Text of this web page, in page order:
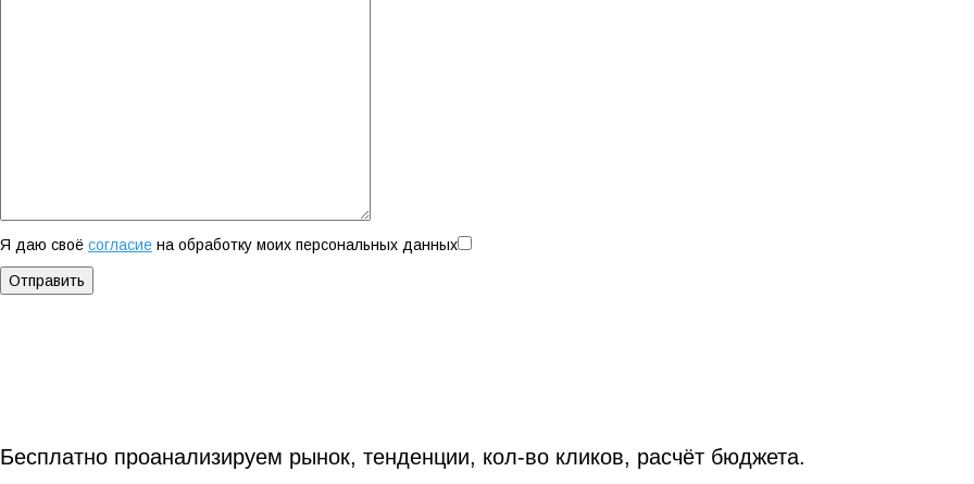
Я даю своё согласие на обработку моих персональных данных
Отправить
Бесплатно проанализируем рынок, тенденции, кол-во кликов, расчёт бюджета.